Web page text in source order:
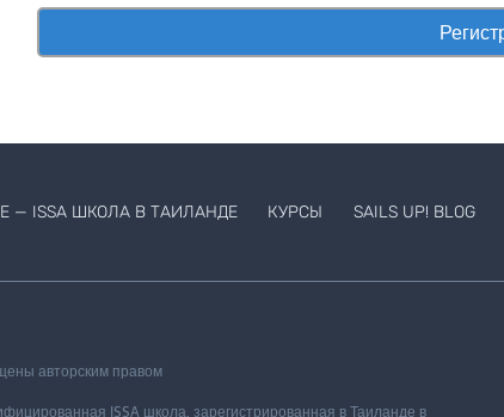
— ISSA ШКОЛА В ТАИЛАНДЕ КУРСЫ SAILS UP! BLOG
авторским правом
ISSA школа, зарегистрированная в Таиланде в